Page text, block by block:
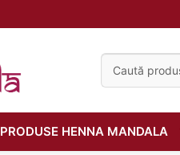
PRODUSE HENNA MANDALA